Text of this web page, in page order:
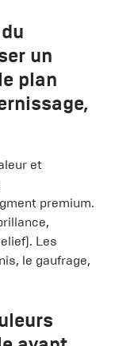
un
plan
et
premium.
Les
le gaufrage,